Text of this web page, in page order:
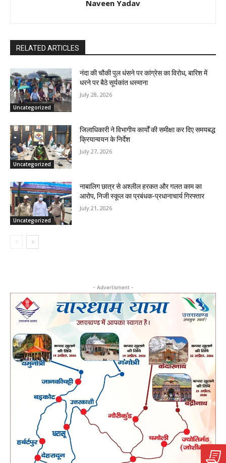
Naveen Yadav
RELATED ARTICLES
Uncategorized
नंदा की चौकी पुल धंसने पर कांग्रेस का विरोध, बारिश में
धरने पर बैठे सूर्यकांत धस्माना
July 28, 2026
Uncategorized
जिलाधिकारी ने विभागीय कार्यों की समीक्षा कर दिए समयबद्ध
क्रियान्वयन के निर्देश
July 27, 2026
Uncategorized
नाबालिग छात्र से अश्लील हरकत और गलत काम का
आरोप, निजी स्कूल का प्रबंधक-प्रधानाचार्य गिरफ्तार
July 21, 2026
- Advertisment -